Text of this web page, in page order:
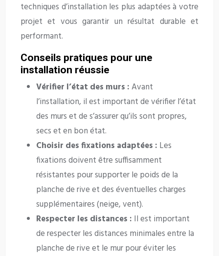
techniques d’installation les plus adaptées à votre
projet et vous garantir un résultat durable et
performant.
Conseils pratiques pour une
installation réussie
Vérifier l’état des murs :Avant
l’installation, il est important de vérifier l’état
des murs et de s’assurer qu’ils sont propres,
secs et en bon état.
Choisir des fixations adaptées : Les
fixations doivent être suffisamment
résistantes pour supporter le poids de la
planche de rive et des éventuelles charges
supplémentaires (neige, vent).
Respecter les distances : Il est important
de respecter les distances minimales entre la
planche de rive et le mur pour éviter les